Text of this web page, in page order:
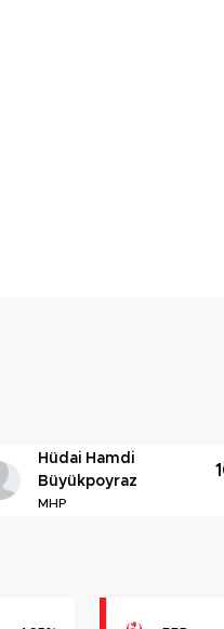
Hüdai Hamdi
Büyükpoyraz
MHP